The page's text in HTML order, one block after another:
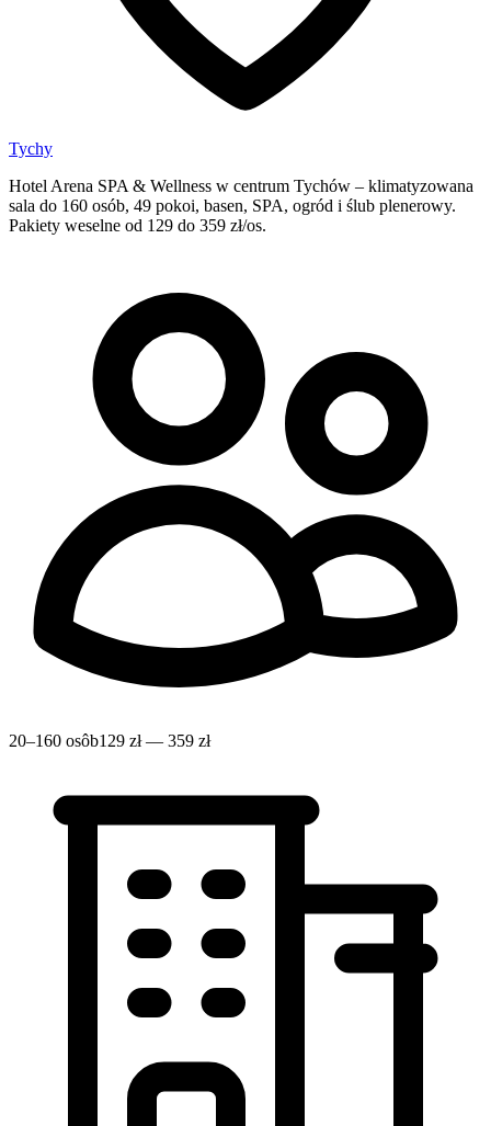
Tychy
Hotel Arena SPA & Wellness w centrum Tychów – klimatyzowana
sala do 160 osób, 49 pokoi, basen, SPA, ogród i ślub plenerowy.
Pakiety weselne od 129 do 359 zł/os.
20–160 osôb129 zł — 359 zł